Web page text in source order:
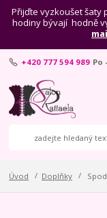
Přijďte vyzkoušet šaty
hodiny bývají hodně
+420 777 594 989 Po
Úvod Doplňky